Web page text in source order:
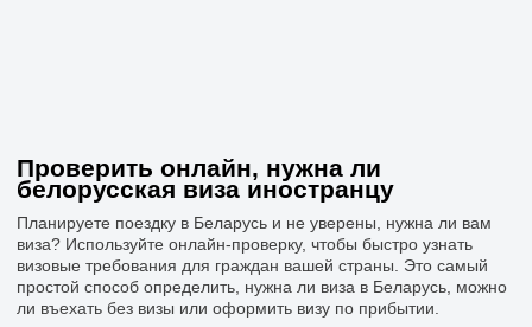
Проверить онлайн, нужна ли
белорусская виза иностранцу
Планируете поездку в Беларусь и не уверены, нужна ли вам
виза? Используйте онлайн-проверку, чтобы быстро узнать
визовые требования для граждан вашей страны. Это самый
простой способ определить, нужна ли виза в Беларусь, можно
ли въехать без визы или оформить визу по прибытии.